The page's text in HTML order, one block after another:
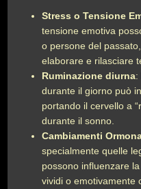
Stress o Tensione
tensione emotiva
o persone del
elaborare e rilasciare
Ruminazione diurna:
durante il giorno può
portando il cervello a
durante il sonno.
Cambiamenti
specialmente quelle
possono influenzare
vividi o emotivamente